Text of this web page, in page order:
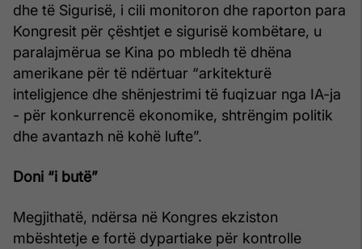
dhe të Sigurisë, i cili monitoron dhe raporton para
Kongresit për çështjet e sigurisë kombëtare, u
paralajmërua se Kina po mbledh të dhëna
amerikane për të ndërtuar “arkitekturë
inteligjence dhe shënjestrimi të fuqizuar nga IA-ja
- për konkurrencë ekonomike, shtrëngim politik
dhe avantazh në kohë lufte”.
Doni “i butë”
Megjithatë, ndërsa në Kongres ekziston
mbështetje e fortë dypartiake për kontrolle